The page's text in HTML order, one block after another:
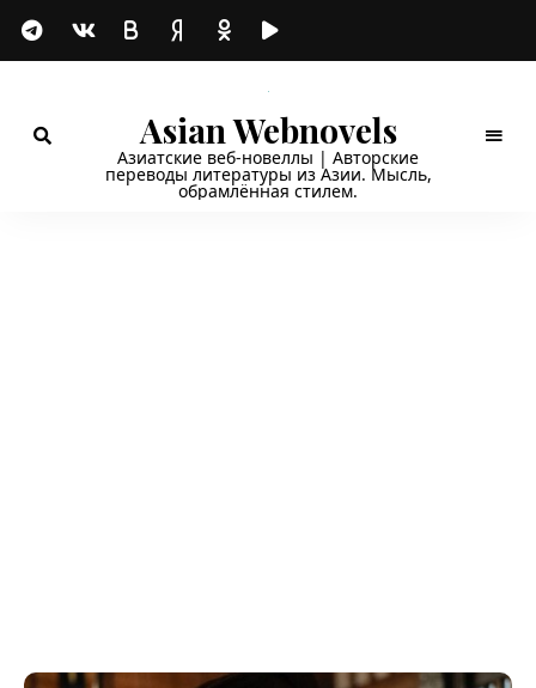
Asian Webnovels
Азиатские веб-новеллы | Авторские
переводы литературы из Азии. Мысль,
обрамлённая стилем.